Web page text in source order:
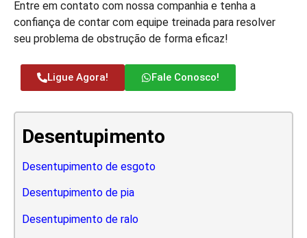
Entre em contato com nossa companhia e tenha a
confiança de contar com equipe treinada para resolver
seu problema de obstrução de forma eficaz!
Ligue Agora! Fale Conosco!
Desentupimento
Desentupimento de esgoto
Desentupimento de pia
Desentupimento de ralo